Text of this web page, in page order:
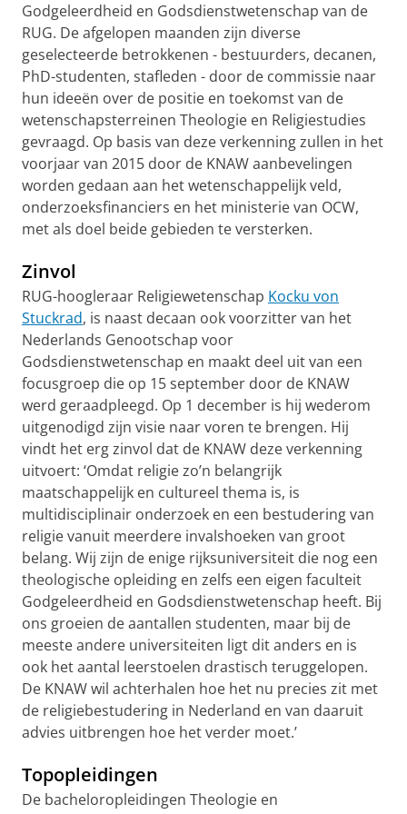
Godgeleerdheid en Godsdienstwetenschap van de
RUG. De afgelopen maanden zijn diverse
geselecteerde betrokkenen - bestuurders, decanen,
PhD-studenten, stafleden - door de commissie naar
hun ideeën over de positie en toekomst van de
wetenschapsterreinen Theologie en Religiestudies
gevraagd. Op basis van deze verkenning zullen in het
voorjaar van 2015 door de KNAW aanbevelingen
worden gedaan aan het wetenschappelijk veld,
onderzoeksfinanciers en het ministerie van OCW,
met als doel beide gebieden te versterken.
Zinvol
RUG-hoogleraar Religiewetenschap Kocku von
Stuckrad, is naast decaan ook voorzitter van het
Nederlands Genootschap voor
Godsdienstwetenschap en maakt deel uit van een
focusgroep die op 15 september door de KNAW
werd geraadpleegd. Op 1 december is hij wederom
uitgenodigd zijn visie naar voren te brengen. Hij
vindt het erg zinvol dat de KNAW deze verkenning
uitvoert: ‘Omdat religie zo’n belangrijk
maatschappelijk en cultureel thema is, is
multidisciplinair onderzoek en een bestudering van
religie vanuit meerdere invalshoeken van groot
belang. Wij zijn de enige rijksuniversiteit die nog een
theologische opleiding en zelfs een eigen faculteit
Godgeleerdheid en Godsdienstwetenschap heeft. Bij
ons groeien de aantallen studenten, maar bij de
meeste andere universiteiten ligt dit anders en is
ook het aantal leerstoelen drastisch teruggelopen.
De KNAW wil achterhalen hoe het nu precies zit met
de religiebestudering in Nederland en van daaruit
advies uitbrengen hoe het verder moet.’
Topopleidingen
De bacheloropleidingen Theologie en